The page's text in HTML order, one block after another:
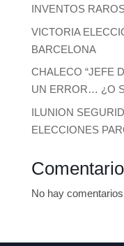
INVENTOS
VICTORIA
BARCELONA
CHALECO “JEFE
UN ERROR… ¿O
ILUNION
ELECCIONES
No hay